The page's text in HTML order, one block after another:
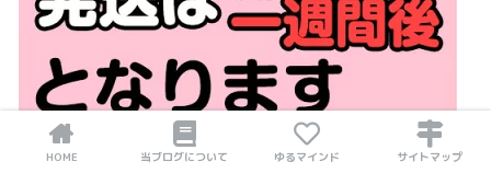
HOME 当ブログについて ゆるマインド サイトマップ